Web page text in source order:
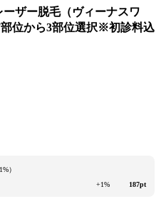
ーザー脱毛（ヴィーナスワ
位から3部位選択※初診料込
1%）
+1% 187pt